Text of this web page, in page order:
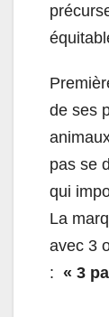
de ses
pas se
qui
La
avec 3
: « 3